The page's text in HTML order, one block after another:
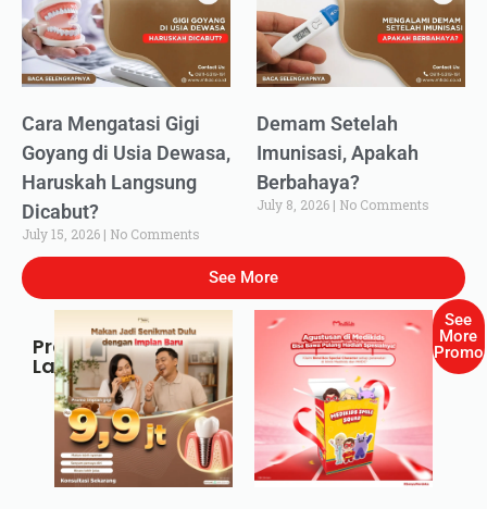
Cara Mengatasi Gigi
Goyang di Usia Dewasa,
Haruskah Langsung
Dicabut?
July 15, 2026 No Comments
Demam Setelah
Imunisasi, Apakah
Berbahaya?
July 8, 2026 No Comments
See More
Promo
Lainnya
See
More
Promo